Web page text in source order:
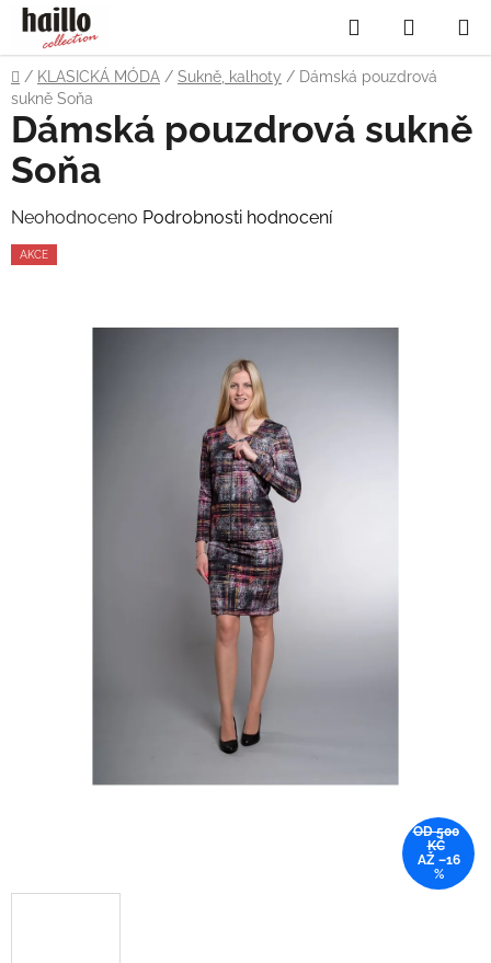
Přejít
obsah
Hledat
KOŠÍK
Domů
/ KLASICKÁ MÓDA / Sukně, kalhoty / Dámská pouzdrová
sukně Soňa
Dámská pouzdrová sukně
Soňa
Průměrné
hodnocení
Neohodnoceno Podrobnosti hodnocení
AKCE
OD 500
KČ
AŽ –16
%